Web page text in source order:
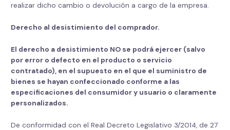
realizar dicho cambio o devolución a cargo de la empresa.
Derecho al desistimiento del comprador.
El derecho a desistimiento NO se podrá ejercer (salvo
por error o defecto en el producto o servicio
contratado), en el supuesto en el que el suministro de
bienes se hayan confeccionado conforme a las
especificaciones del consumidor y usuario o claramente
personalizados.
De conformidad con el Real Decreto Legislativo 3/2014, de 27